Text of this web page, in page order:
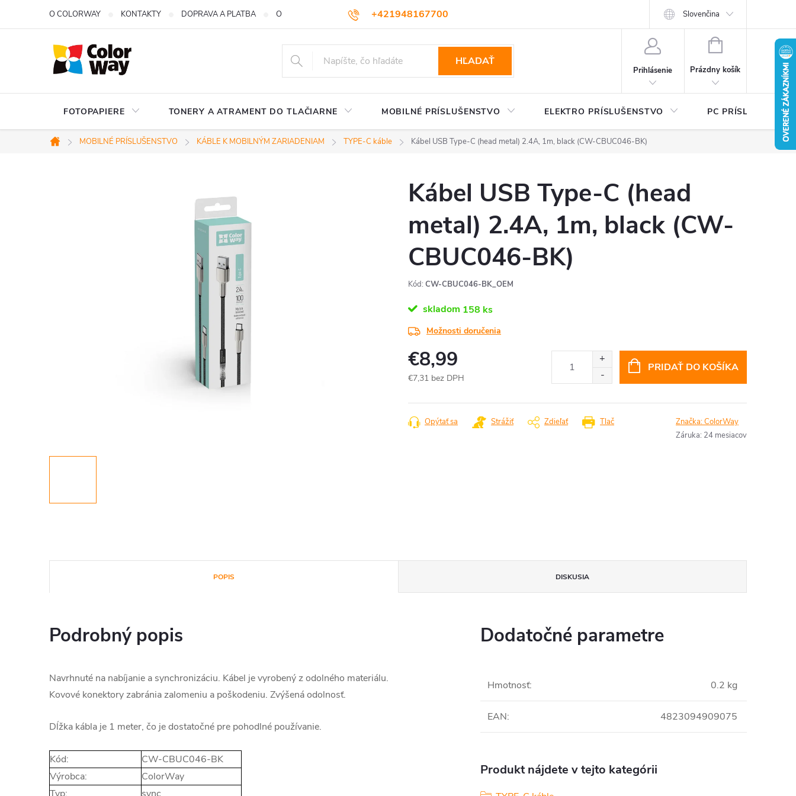
+421948167700
podpora@colorway.sk
O COLORWAY KONTAKTY DOPRAVA A PLATBA OBCHODNÉ PODMIENKY VEĽKOOBCHOD Písalo sa o nás
Slovenčina
HĽADAŤ
Prihlásenie
NÁKUPNÝ
Prázdny košík
FOTOPAPIERE TONERY A ATRAMENT DO TLAČIARNE MOBILNÉ PRÍSLUŠENSTVO ELEKTRO PRÍSLUŠENSTVO PC
Domov
MOBILNÉ PRÍSLUŠENSTVO KÁBLE K MOBILNÝM ZARIADENIAM TYPE-C káble Kábel USB Type-C (head metal) 2.4A, 1m, black (CW-CBUC046-BK)
Kábel USB Type-C (head
metal) 2.4A, 1m, black (CW-
CBUC046-BK)
Kód: CW-CBUC046-BK_OEM
skladom 158 ks
Možnosti doručenia
€8,99
€7,31 bez DPH
cena:
PRIDAŤ DO KOŠÍKA
Tlač
Opýtať sa Strážiť Zdieľať Značka:ColorWay
Záruka: 24 mesiacov
POPIS DISKUSIA
Podrobný popis
Navrhnuté na nabíjanie a synchronizáciu. Kábel je vyrobený z odolného materiálu.
Kovové konektory zabránia zalomeniu a poškodeniu. Zvýšená odolnosť.
Dĺžka kábla je 1 meter, čo je dostatočné pre pohodlné používanie.
Kód:
CW-CBUC046-BK
Výrobca:
ColorWay
Dodatočné parametre
Hmotnosť: 0.2 kg
EAN: 4823094909075
Produkt nájdete v tejto kategórii